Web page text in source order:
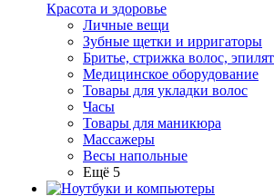
Красота и здоровье
Личные вещи
Зубные щетки и ирригаторы
Бритье, стрижка волос,
Медицинское оборудование
Товары для укладки волос
Часы
Товары для маникюра
Массажеры
Весы напольные
Ещё 5